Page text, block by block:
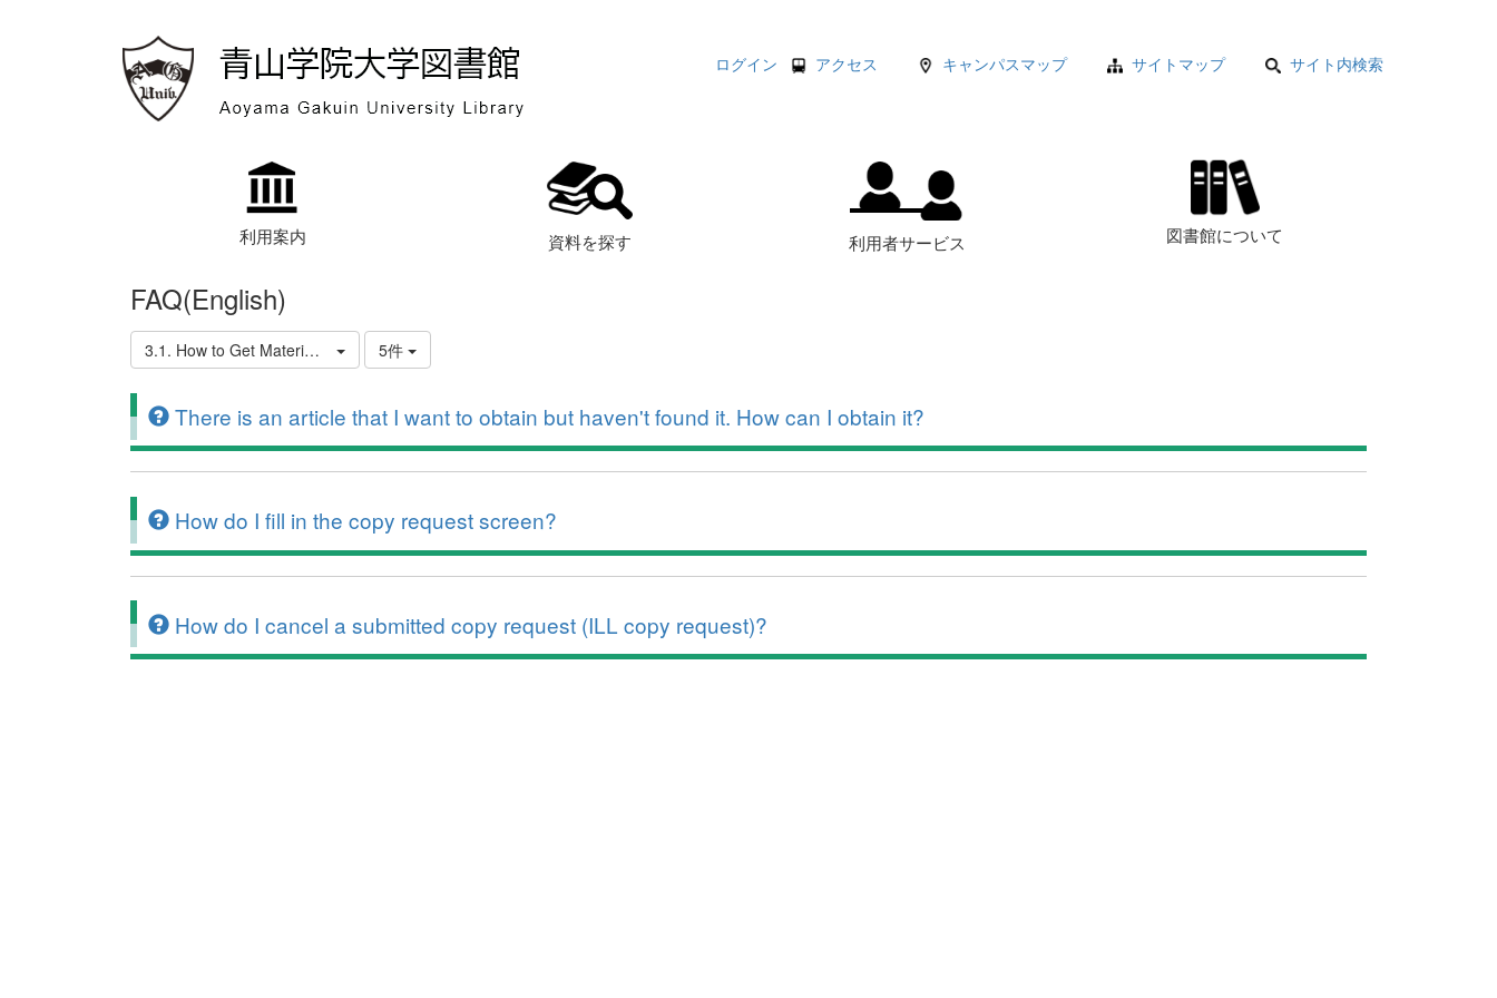
ログイン アクセス キャンパスマップ サイトマップ サイト内検索
利用案内 資料を探す 利用者サービス 図書館について
FAQ(English)
3.1. How to Get Materials from Other Libraries
5件
There is an article that I want to obtain but haven't found it. How can I obtain it?
How do I fill in the copy request screen?
How do I cancel a submitted copy request (ILL copy request)?